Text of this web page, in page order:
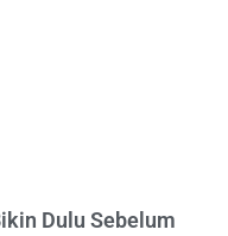
Dulu Sebelum